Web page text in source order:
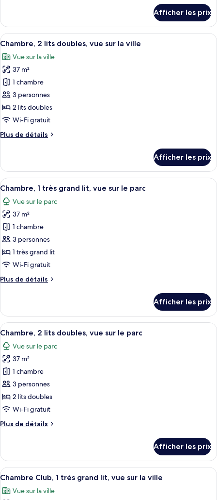
grand
lit,
vue
sur
la
ville
Chambre,
très
lit,
vue
sur
la
ville
Afficher les prix
Afficher
toutes
les
photos
pour
ce
type
de
chambre :
Chambre,
doubles,
vue
sur
la
ville
Une chambre d’hôtel avec deux
6
Chambre, 2 lits doubles, vue sur la ville
Vue sur la ville
37 m²
1 chambre
3 personnes
2 lits doubles
Wi-Fi gratuit
Plus de détails
Plus
Chambre,
lits
vue
sur
la
ville
Afficher les prix
Afficher
toutes
les
photos
pour
ce
type
de
chambre :
Chambre,
grand
lit,
vue
sur
le
parc
Une chambre d’hôtel dotée d’une
10
Chambre, 1 très grand lit, vue sur le parc
Vue sur le parc
37 m²
1 chambre
3 personnes
1 très grand lit
Wi-Fi gratuit
Plus de détails
Plus
Chambre,
très
lit,
vue
sur
le
parc
Afficher les prix
Afficher
toutes
les
photos
pour
ce
type
de
chambre :
Chambre,
doubles,
vue
sur
le
Une chambre d’hôtel avec deux
9
Chambre, 2 lits doubles, vue sur le parc
Vue sur le parc
37 m²
1 chambre
3 personnes
2 lits doubles
Wi-Fi gratuit
Plus de détails
Plus
Chambre,
lits
vue
Afficher les prix
Afficher
toutes
les
Une chambre d’hôtel moderne
9
Chambre Club, 1 très grand lit, vue sur la ville
Vue sur la ville